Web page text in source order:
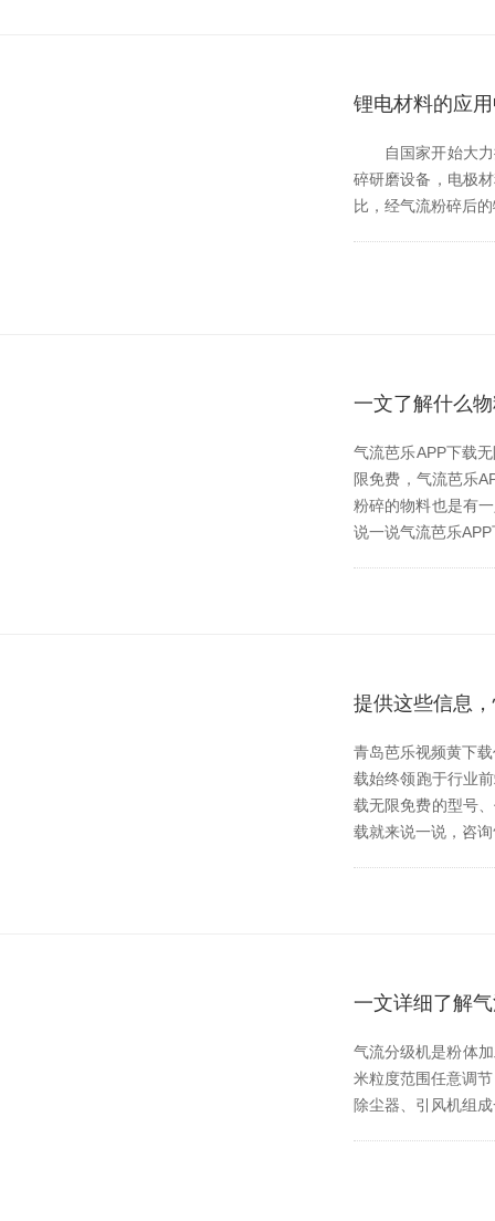
锂电材料的应
自国家开始大力推
碎研磨设备，电
比，经气流粉碎后
一文了解什么
气流芭乐APP下载无
限免费，气流
粉碎的物料也是有一
说一说气流芭乐APP
提供这些信息
青岛芭乐视频黄下载
载始终领跑于行业前
载无限免费的型号
载就来说一说，咨
一文详细了解
气流分级机是粉体加
米粒度范围任意调节
除尘器、引风机